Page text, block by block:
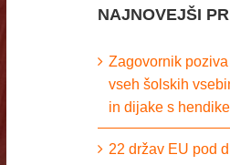
NAJNOVEJŠI
Zagovornik
vseh šolskih
in dijake s
22 držav EU pod